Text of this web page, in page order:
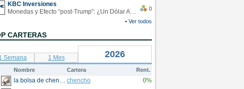
KBC Inversiones
Monedas y Efecto “post-Trump”: ¿Un Dólar Americano operando en rangos?
0
• Ver todos
CARTERAS
Semana 1 Mes 2026
Nombre Cartera Rent.
la bolsa de chencho chencho 0%